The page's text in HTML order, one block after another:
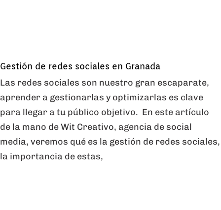
Gestión de redes sociales en Granada
Las redes sociales son nuestro gran escaparate,
aprender a gestionarlas y optimizarlas es clave
para llegar a tu público objetivo. En este artículo
de la mano de Wit Creativo, agencia de social
media, veremos qué es la gestión de redes sociales,
la importancia de estas,